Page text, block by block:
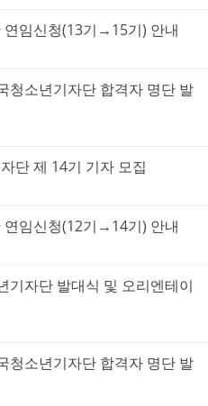
임신청(13기→15기) 안내
청소년기자단 합격자 명단 발
단 제 14기 기자 모집
임신청(12기→14기) 안내
기자단 발대식 및 오리엔테이
청소년기자단 합격자 명단 발